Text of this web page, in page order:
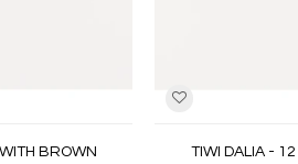
BROWN
TIWI DALIA -